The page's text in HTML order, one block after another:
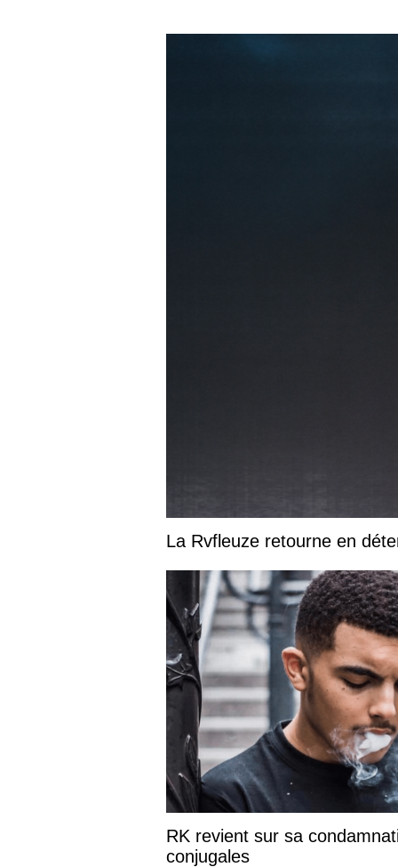
La Rvfleuze retourne en
RK revient sur sa
conjugales